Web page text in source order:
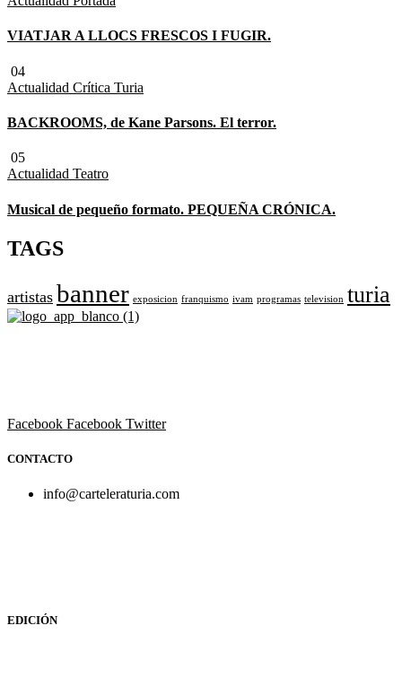
VIATJAR A LLOCS FRESCOS I FUGIR.
04
Actualidad Crítica Turia
BACKROOMS, de Kane Parsons. El terror.
05
Actualidad Teatro
Musical de pequeño formato. PEQUEÑA CRÓNICA.
TAGS
artistas banner exposicion franquismo ivam programas television turia
Facebook Facebook Twitter
CONTACTO
info@carteleraturia.com
EDICIÓN